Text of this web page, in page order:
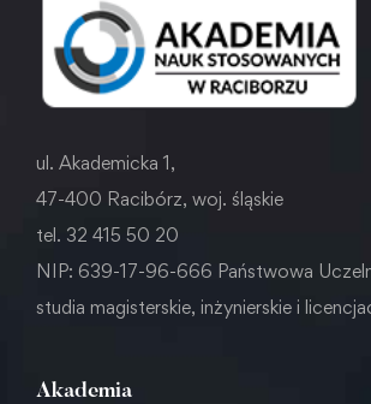
ul. Akademicka 1,
47-400 Racibórz, woj. śląskie
tel. 32 415 50 20
NIP: 639-17-96-666 Państwowa
studia magisterskie, inżynierskie i
Akademia